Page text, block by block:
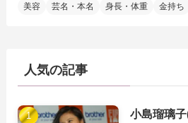
美容
芸名・本名 身長・体重 金持ち
人気の記事
小島瑠璃